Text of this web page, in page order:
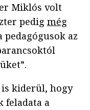
Miklós volt
pedig még
pedagógusok az
is kiderül, hogy
feladata a